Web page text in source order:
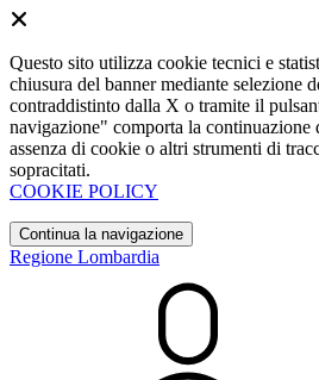
Questo sito utilizza cookie tecnici e
chiusura del banner mediante selezione
contraddistinto dalla X o tramite il
navigazione" comporta la continuazione
assenza di cookie o altri strumenti di
sopracitati.
COOKIE POLICY
Continua la navigazione
Regione Lombardia